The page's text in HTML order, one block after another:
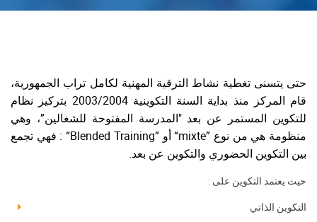
حتى يتسنى تغطية نشاط الترقية المهنية لكامل تراب الجمهورية،
قام المركز منذ بداية السنة التكوينية 2003/2004 بتركيز نظام
للتكوين المستمر عن بعد "المدرسة المفتوحة للشغالين”، وهي
منظومة هي من نوع ”mixte“ أو ”Blended Training“ : فهي تجمع
بين التكوين الحضوري والتكوين عن بعد.
حيث يعتمد التكوين على :
التكوين الذاتي